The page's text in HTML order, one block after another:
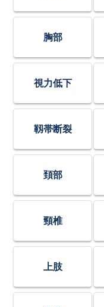
胸部
視力低下
靱帯断裂
頚部
頸椎
上肢